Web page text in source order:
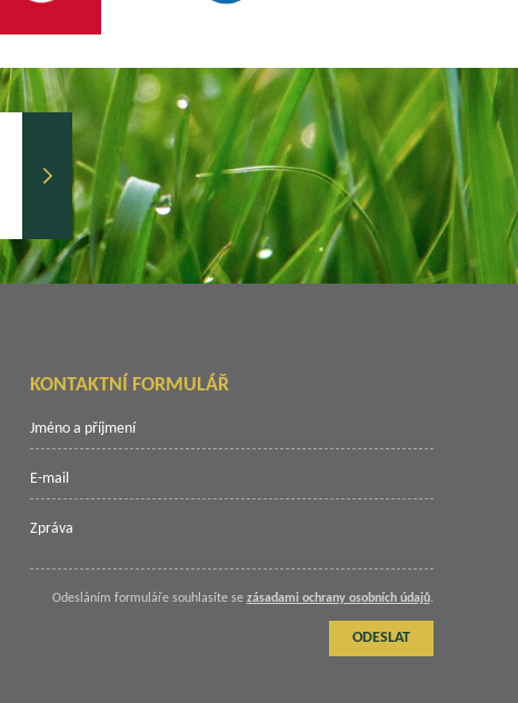
KONTAKTNÍ FORMULÁŘ
Odesláním formuláře souhlasíte se zásadami ochrany osobních údajů.
ODESLAT